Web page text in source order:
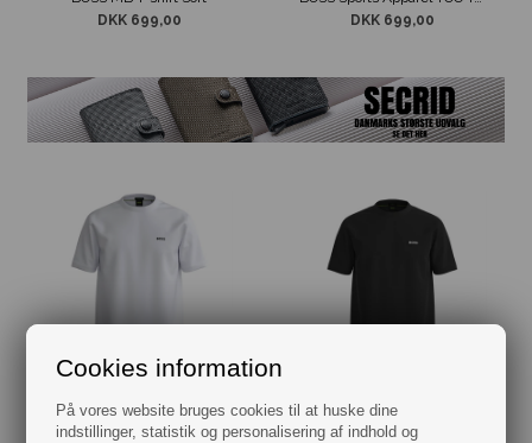
Cookies information
På vores website bruges cookies til at huske dine
indstillinger, statistik og personalisering af indhold og
DKK 699,00
DKK 699,00
DKK 449,00
DKK 449,00